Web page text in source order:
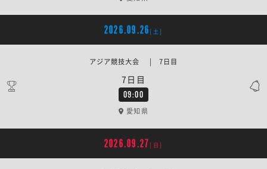
2026.09.26 [土]
09:00
7日目
アジア競技大会 | 7日目
愛知県
2026.09.27 [日]